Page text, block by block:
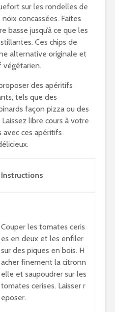
sur les rondelles de
concassées. Faites
basse jusqu’à ce que les
Ces chips de
alternative originale et
végétarien.
des apéritifs
tels que des
façon pizza ou des
libre cours à votre
ces apéritifs
Instructions
Couper les tomates ceris
es en deux et les enfiler
sur des piques en bois. H
acher finement la citronn
elle et saupoudrer sur les
tomates cerises. Laisser r
eposer.